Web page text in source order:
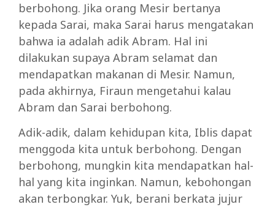
berbohong. Jika orang Mesir bertanya
kepada Sarai, maka Sarai harus mengatakan
bahwa ia adalah adik Abram. Hal ini
dilakukan supaya Abram selamat dan
mendapatkan makanan di Mesir. Namun,
pada akhirnya, Firaun mengetahui kalau
Abram dan Sarai berbohong.
Adik-adik, dalam kehidupan kita, Iblis dapat
menggoda kita untuk berbohong. Dengan
berbohong, mungkin kita mendapatkan hal-
hal yang kita inginkan. Namun, kebohongan
akan terbongkar. Yuk, berani berkata jujur